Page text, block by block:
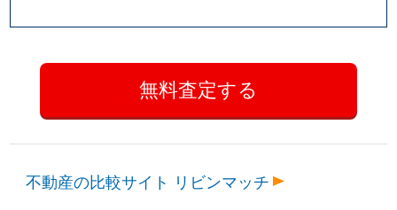
不動産の比較サイト リビンマッチ